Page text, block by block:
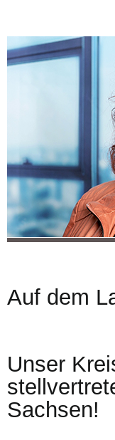
Auf dem
Unser
Sachsen!